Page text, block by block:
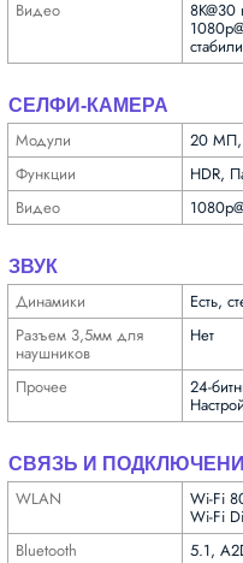
Видео
СЕЛФИ-КАМЕРА
Модули
20 МП,
Функ­ции
HDR,
Видео
ЗВУК
Динамики
Есть,
Разъем 3,5мм для
науш­ников
Нет
Прочее 24-
СВЯЗЬ И
WLAN Wi-Fi
Wi-Fi
Bluetooth
5.1,